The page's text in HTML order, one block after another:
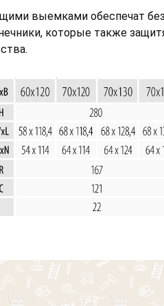
выемками обеспечат
которые также
на обработку
картинку где
"Кот"
на обработку
картинку где